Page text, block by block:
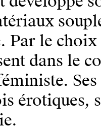
Par le
dans le
érotiques,